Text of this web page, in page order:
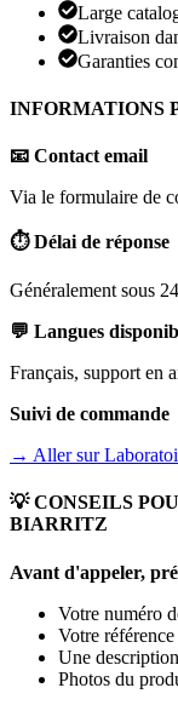
Large
Livraison
Garanties
INFORMATIONS
📧 Contact email
Via le formulaire de
⏱️ Délai de réponse
Généralement sous
💬 Langues
Français, support en
Suivi de commande
→ Aller sur
💡 CONSEILS
BIARRITZ
Avant d'appeler,
Votre numéro
Votre
Une
Photos du